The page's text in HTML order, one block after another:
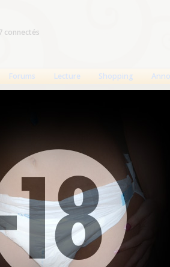
connectés
Forums Lecture Shopping
est
Nom d'utilisateur
Mot de passe